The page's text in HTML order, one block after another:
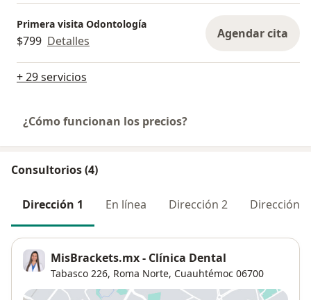
Primera visita Odontología
$799 Detalles Agendar cita
+ 29 servicios
¿Cómo funcionan los precios?
Consultorios (4)
Dirección 1 En línea Dirección 2 Dirección 3
MisBrackets.mx - Clínica Dental
Tabasco 226, Roma Norte, Cuauhtémoc 06700